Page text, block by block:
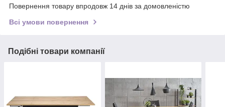
Повернення товару впродовж 14 днів за домовленістю
Всі умови повернення
Подібні товари компанії